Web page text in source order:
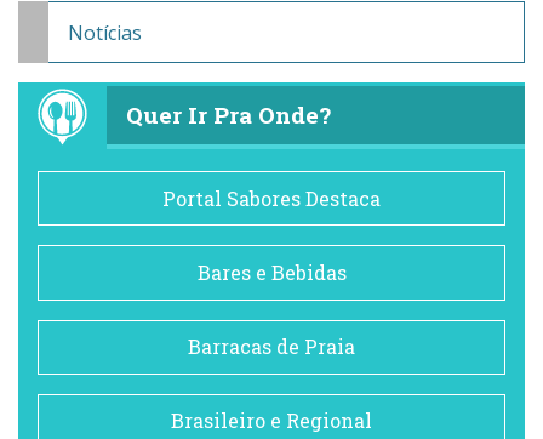
Notícias
Quer Ir Pra Onde?
Portal Sabores Destaca
Bares e Bebidas
Barracas de Praia
Brasileiro e Regional